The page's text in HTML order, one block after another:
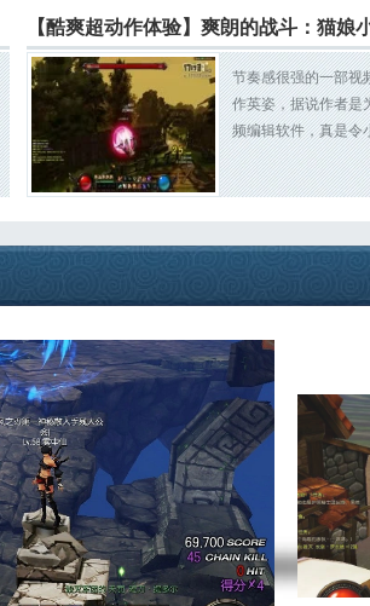
【酷爽超动作体验】爽朗的战斗：猫娘
节奏感很强的一部视
作英姿，据说作者是
频编辑软件，真是令